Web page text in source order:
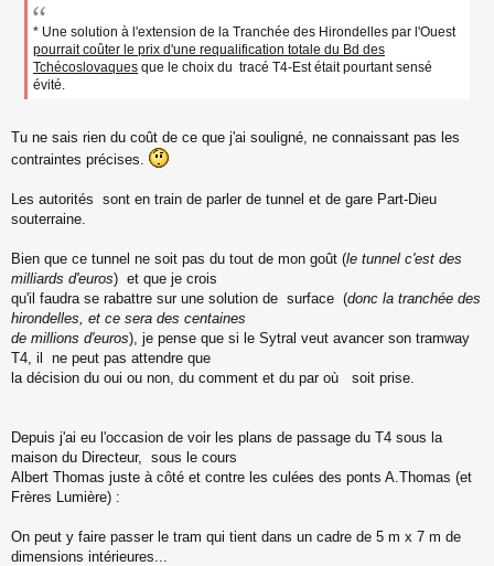
* Une solution à l'extension de la Tranchée des Hirondelles par l'Ouest
pourrait coûter le prix d'une requalification totale du Bd des
Tchécoslovaques que le choix du tracé T4-Est était pourtant sensé
évité.
Tu ne sais rien du coût de ce que j'ai souligné, ne connaissant pas les
contraintes précises.
Les autorités sont en train de parler de tunnel et de gare Part-Dieu
souterraine.
Bien que ce tunnel ne soit pas du tout de mon goût (le tunnel c'est des
milliards d'euros) et que je crois
qu'il faudra se rabattre sur une solution de surface (donc la tranchée des
hirondelles, et ce sera des centaines
de millions d'euros), je pense que si le Sytral veut avancer son tramway
T4, il ne peut pas attendre que
la décision du oui ou non, du comment et du par où soit prise.
Depuis j'ai eu l'occasion de voir les plans de passage du T4 sous la
maison du Directeur, sous le cours
Albert Thomas juste à côté et contre les culées des ponts A.Thomas (et
Frères Lumière) :
On peut y faire passer le tram qui tient dans un cadre de 5 m x 7 m de
dimensions intérieures...